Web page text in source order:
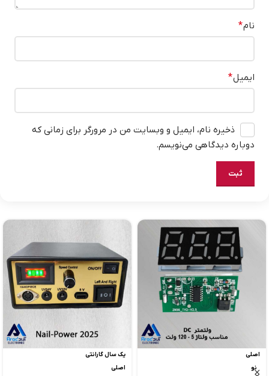
نام*
ایمیل*
ذخیره نام، ایمیل و وبسایت من در مرورگر برای زمانی که
دوباره دیدگاهی می‌نویسم.
اصلی
نو
یک سال گارانتی
اصلی